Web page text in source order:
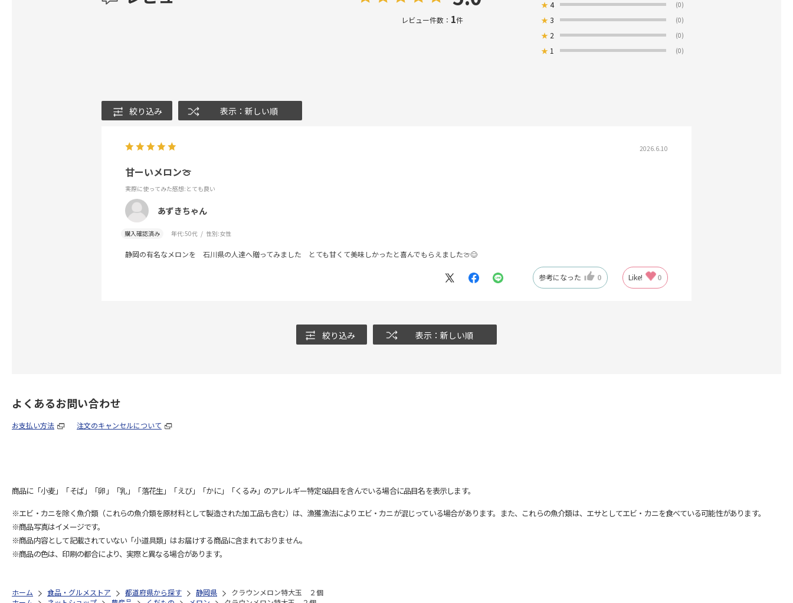
レビュー件数： 1件
★4 (0)
★3 (0)
★ 2 (0)
★ 1 (0)
絞り込み 表示：新しい順
2026.6.10
甘ーいメロン🍈
実際に使ってみた感想:とても良い
あずきちゃん
購入確認済み 年代:50代 性別:女性
静岡の有名なメロンを 石川県の人達へ贈ってみました とても甘くて美味しかったと喜んでもらえました🍈😊
参考になった 0 Like! 0
絞り込み 表示：新しい順
よくあるお問い合わせ
お支払い方法 注文のキャンセルについて
商品に「小麦」「そば」「卵」「乳」「落花生」「えび」「かに」「くるみ」のアレルギー特定8品目を含んでいる場合に品目名を表示します。
※エビ・カニを除く魚介類（これらの魚介類を原材料として製造された加工品も含む）は、漁獲漁法によりエビ・カニが混じっている場合があります。また、これらの魚介類は、エサとしてエビ・カニを食べている可能性があります。
※商品写真はイメージです。
※商品内容として記載されていない「小道具類」はお届けする商品に含まれておりません。
※商品の色は、印刷の都合により、実際と異なる場合があります。
ホーム 食品・グルメストア 都道府県から探す 静岡県
クラウンメロン特大玉 ２個